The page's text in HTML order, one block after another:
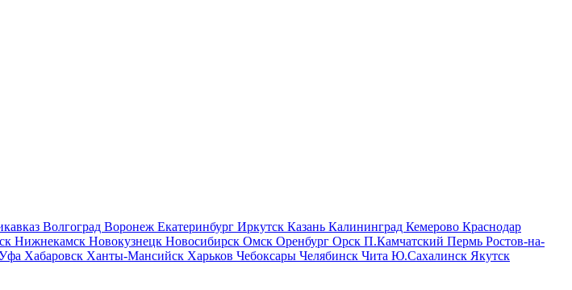
Волгоград Воронеж Екатеринбург Иркутск Казань Калининград Кемерово Краснодар
Нижнекамск Новокузнецк Новосибирск Омск Оренбург Орск П.Камчатский Пермь Ростов-на-
Хабаровск Ханты-Мансийск Харьков Чебоксары Челябинск Чита Ю.Сахалинск Якутск